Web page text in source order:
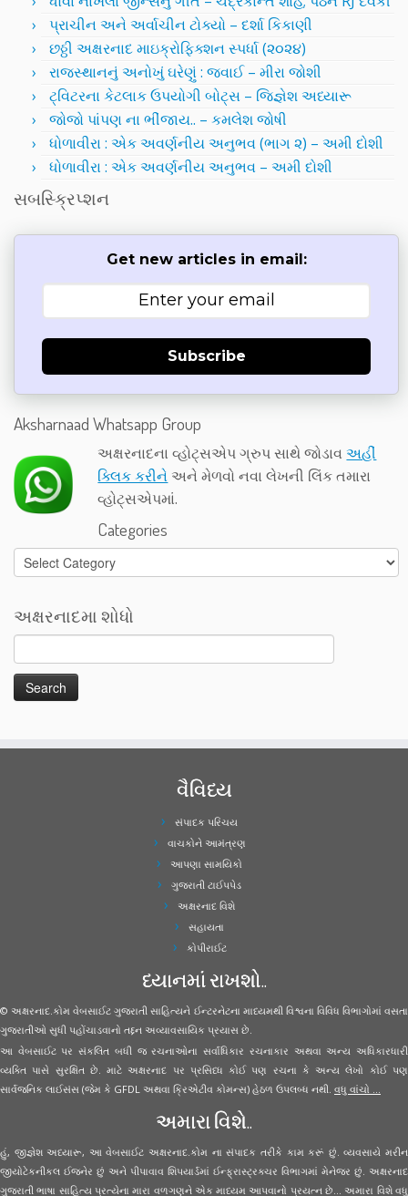
પ્રાચીન અને અર્વાચીન ટોક્યો – દર્શા કિકાણી
છઠ્ઠી અક્ષરનાદ માઇક્રોફિક્શન સ્પર્ધા (૨૦૨૪)
રાજસ્થાનનું અનોખું ઘરેણું : જવાઈ – મીરા જોશી
ટ્વિટરના કેટલાક ઉપયોગી બોટ્સ – જિજ્ઞેશ અધ્યારૂ
જોજો પાંપણ ના ભીંજાય.. – કમલેશ જોષી
ધોળાવીરા : એક અવર્ણનીય અનુભવ (ભાગ ૨) – અમી દોશી
ધોળાવીરા : એક અવર્ણનીય અનુભવ – અમી દોશી
સબસ્ક્રિપ્શન
Get new articles in email:
Subscribe
Aksharnaad Whatsapp Group
અક્ષરનાદના વ્હોટ્સએપ ગ્રુપ સાથે જોડાવઅહીં
ક્લિક કરીને અને મેળવો નવા લેખની લિંક તમારા
વ્હોટ્સએપમાં.
Categories
Categories
અક્ષરનાદમા શોધો
વૈવિધ્ય
સંપાદક પરિચય
વાચકોને આમંત્રણ
આપણા સામયિકો
ગુજરાતી ટાઈપપેડ
અક્ષરનાદ વિશે
સહાયતા
કોપીરાઈટ
ધ્યાનમાં રાખશો..
© અક્ષરનાદ.કોમ વેબસાઈટ ગુજરાતી સાહિત્યને ઈન્ટરનેટના માધ્યમથી વિશ્વના વિવિધ વિભાગોમાં વસતા
ગુજરાતીઓ સુધી પહોંચાડવાનો તદ્દન અવ્યાવસાયિક પ્રયાસ છે.
આ વેબસાઈટ પર સંકલિત બધી જ રચનાઓના સર્વાધિકાર રચનાકાર અથવા અન્ય અધિકારધારી
વ્યક્તિ પાસે સુરક્ષિત છે. માટે અક્ષરનાદ પર પ્રસિધ્ધ કોઈ પણ રચના કે અન્ય લેખો કોઈ પણ
સાર્વજનિક લાઈસંસ (જેમ કે GFDL અથવા ક્રિએટીવ કોમન્સ) હેઠળ ઉપલબ્ધ નથી. વધુ વાંચો ...
અમારા વિશે..
હું, જીજ્ઞેશ અધ્યારૂ, આ વેબસાઈટ અક્ષરનાદ.કોમ ના સંપાદક તરીકે કામ કરૂં છું. વ્યવસાયે મરીન
જીયોટેકનીકલ ઈજનેર છું અને પીપાવાવ શિપયાર્ડમાં ઈન્ફ્રાસ્ટ્રક્ચર વિભાગમાં મેનેજર છું. અક્ષરનાદ
ગુજરાતી ભાષા સાહિત્ય પ્રત્યેના મારા વળગણને એક માધ્યમ આપવાનો પ્રયત્ન છે... અમારા વિશે વધુ